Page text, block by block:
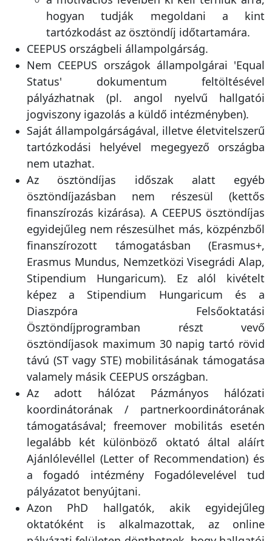
hogyan tudják megoldani a kint
tartózkodást az ösztöndíj időtartamára.
CEEPUS országbeli állampolgárság.
Nem CEEPUS országok állampolgárai 'Equal
Status' dokumentum feltöltésével
pályázhatnak (pl. angol nyelvű hallgatói
jogviszony igazolás a küldő intézményben).
Saját állampolgárságával, illetve életvitelszerű
tartózkodási helyével megegyező országba
nem utazhat.
Az ösztöndíjas időszak alatt egyéb
ösztöndíjazásban nem részesül (kettős
finanszírozás kizárása). A CEEPUS ösztöndíjas
egyidejűleg nem részesülhet más, közpénzből
finanszírozott támogatásban (Erasmus+,
Erasmus Mundus, Nemzetközi Visegrádi Alap,
Stipendium Hungaricum). Ez alól kivételt
képez a Stipendium Hungaricum és a
Diaszpóra Felsőoktatási
Ösztöndíjprogramban részt vevő
ösztöndíjasok maximum 30 napig tartó rövid
távú (ST vagy STE) mobilitásának támogatása
valamely másik CEEPUS országban.
Az adott hálózat Pázmányos hálózati
koordinátorának / partnerkoordinátorának
támogatásával; freemover mobilitás esetén
legalább két különböző oktató által aláírt
Ajánlólevéllel (Letter of Recommendation) és
a fogadó intézmény Fogadólevelével tud
pályázatot benyújtani.
Azon PhD hallgatók, akik egyidejűleg
oktatóként is alkalmazottak, az online
pályázati felületen dönthetnek, hogy hallgatói